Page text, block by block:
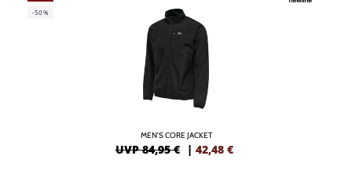
-50%
MEN'S CORE JACKET
UVP 84,95 € | 42,48 €